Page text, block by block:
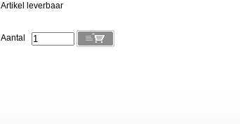
Artikel leverbaar
Aantal